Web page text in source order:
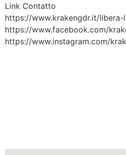
Link Contatto
https://www.krakengdr.it/
https://www.facebook.com/
https://www.instagram.com/